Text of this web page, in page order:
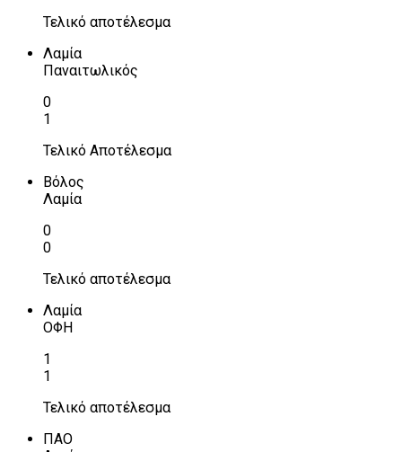
Τελικό αποτέλεσμα
Λαμία
Παναιτωλικός
0
1
Τελικό Αποτέλεσμα
Βόλος
Λαμία
0
0
Τελικό αποτέλεσμα
Λαμία
ΟΦΗ
1
1
Τελικό αποτέλεσμα
ΠΑΟ